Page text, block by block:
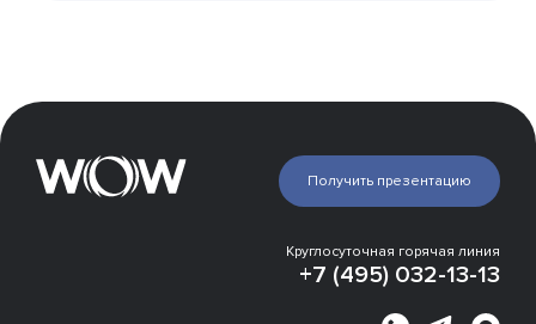
Инфраструктура
Эксперты о проекте
Круглосуточная горячая линия
+7 (495) 032-13-13
Получить презентацию